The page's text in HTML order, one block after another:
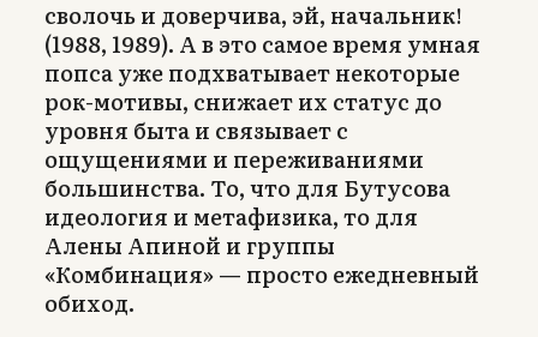
сволочь и доверчива, эй, начальник!
(1988, 1989). А в это самое время умная
попса уже подхватывает некоторые
рок-мотивы, снижает их статус до
уровня быта и связывает с
ощущениями и переживаниями
большинства. То, что для Бутусова
идеология и метафизика, то для
Алены Апиной и группы
«Комбинация» — просто ежедневный
обиход.